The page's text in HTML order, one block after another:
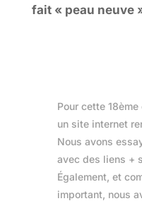
fait « peau neuve
Pour cette
un site internet
Nous avons
avec des liens +
Également, et
important, nous